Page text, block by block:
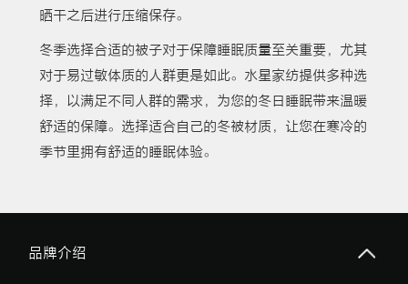
晒干之后进行压缩保存。
冬季选择合适的被子对于保障睡眠质量至关重要，尤其
对于易过敏体质的人群更是如此。水星家纺提供多种选
择，以满足不同人群的需求，为您的冬日睡眠带来温暖
舒适的保障。选择适合自己的冬被材质，让您在寒冷的
季节里拥有舒适的睡眠体验。
品牌介绍